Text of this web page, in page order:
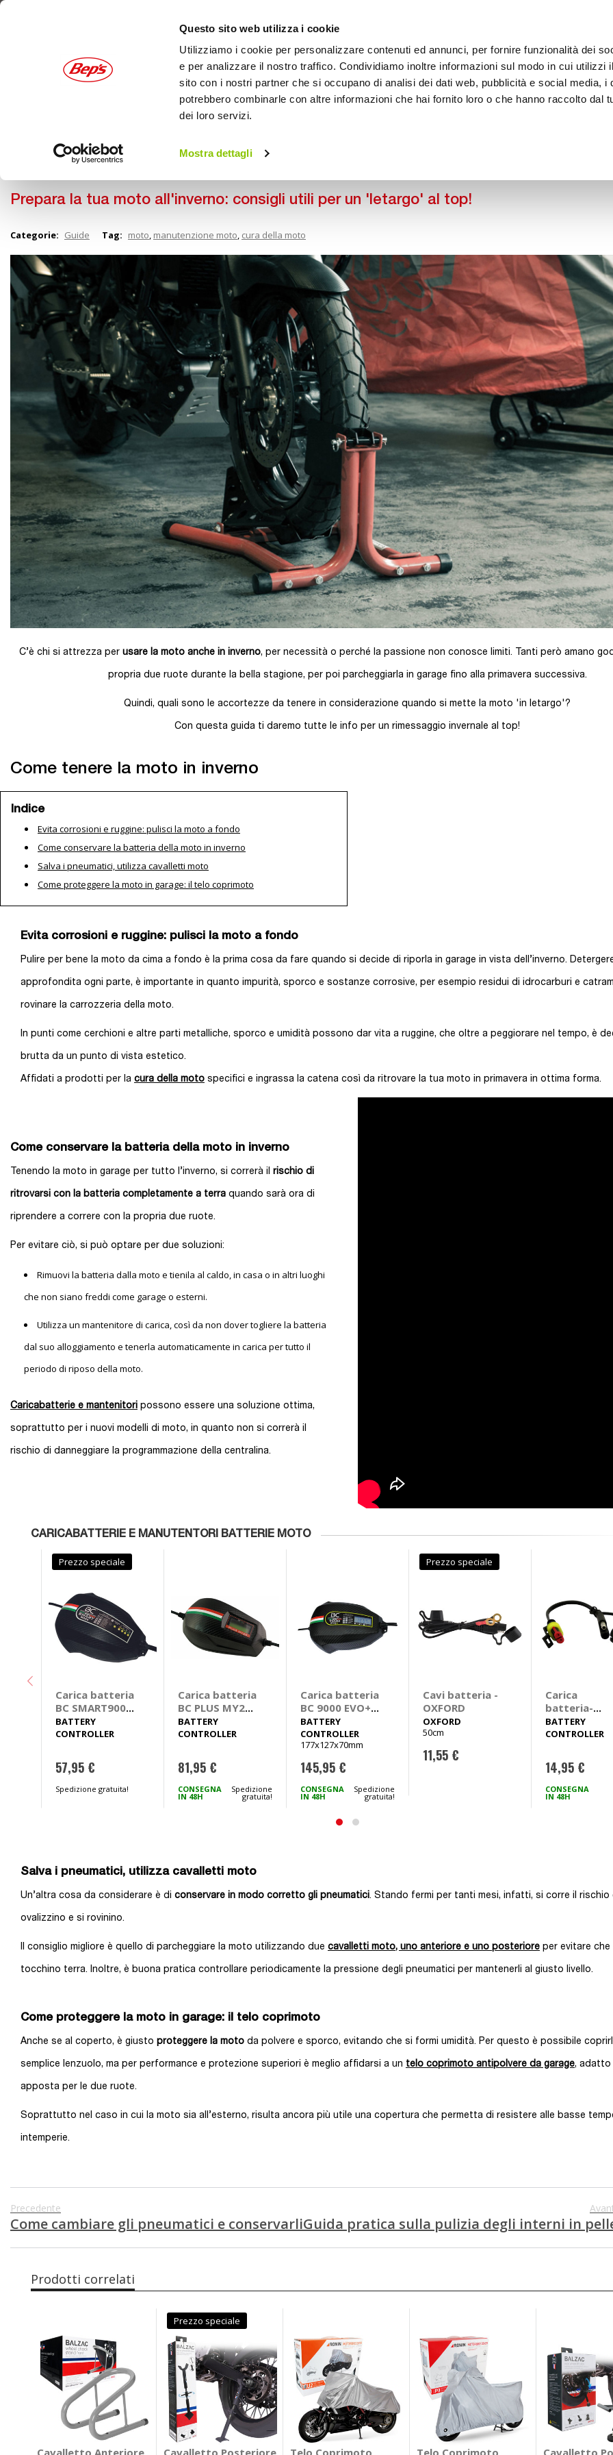
Questo sito web utilizza i cookie
Utilizziamo i cookie per personalizzare contenuti ed annunci, per fornire funzionalità dei
e per analizzare il nostro traffico. Condividiamo inoltre informazioni sul modo in cui utilizzi
sito con i nostri partner che si occupano di analisi dei dati web, pubblicità e social media, i
potrebbero combinarle con altre informazioni che hai fornito loro o che hanno raccolto dal
dei loro servizi.
Mostra dettagli
Prepara la tua moto all'inverno: consigli utili per un 'letargo' al top!
Categorie: Guide Tag: moto manutenzione moto cura della moto
C’è chi si attrezza perusare la moto anche in inverno, per necessità o perché la passione non conosce limiti. Tanti però amano
propria due ruote durante la bella stagione, per poi parcheggiarla in garage fino alla primavera successiva.
Quindi, quali sono le accortezze da tenere in considerazione quando si mette la moto 'in letargo'?
Con questa guida ti daremo tutte le info per un rimessaggio invernale al top!
Come tenere la moto in inverno
Indice
Evita corrosioni e ruggine: pulisci la moto a fondo
Come conservare la batteria della moto in inverno
Salva i pneumatici, utilizza cavalletti moto
Come proteggere la moto in garage: il telo coprimoto
Evita corrosioni e ruggine: pulisci la moto a fondo
Pulire per bene la moto da cima a fondo è la prima cosa da fare quando si decide di riporla in garage in vista dell’inverno.
approfondita ogni parte, è importante in quanto impurità, sporco e sostanze corrosive, per esempio residui di idrocarburi e
rovinare la carrozzeria della moto.
In punti come cerchioni e altre parti metalliche, sporco e umidità possono dar vita a ruggine, che oltre a peggiorare nel tempo, è
brutta da un punto di vista estetico.
Affidati a prodotti per la cura della moto specifici e ingrassa la catena così da ritrovare la tua moto in primavera in ottima forma.
Come conservare la batteria della moto in inverno
Tenendo la moto in garage per tutto l’inverno, si correrà il rischio di
ritrovarsi con la batteria completamente a terra quando sarà ora di
riprendere a correre con la propria due ruote.
Per evitare ciò, si può optare per due soluzioni:
Rimuovi la batteria dalla moto e tienila al caldo, in casa o in altri luoghi
che non siano freddi come garage o esterni.
Utilizza un mantenitore di carica, così da non dover togliere la batteria
dal suo alloggiamento e tenerla automaticamente in carica per tutto il
periodo di riposo della moto.
Caricabatterie e mantenitori possono essere una soluzione ottima,
soprattutto per i nuovi modelli di moto, in quanto non si correrà il
rischio di danneggiare la programmazione della centralina.
CARICABATTERIE E MANUTENTORI BATTERIE MOTO
Prezzo speciale
Carica batteria
BC SMART900+
- BATTERY
CONTROLLER
BATTERY
CONTROLLER
57,95 €
Spedizione gratuita!
Carica batteria
BC PLUS MY24 -
BATTERY
CONTROLLER
BATTERY
CONTROLLER
81,95 €
CONSEGNA
IN 48H
Spedizione
gratuita!
Carica batteria
BC 9000 EVO+ -
BATTERY
CONTROLLER
BATTERY
CONTROLLER
177x127x70mm
145,95 €
CONSEGNA
IN 48H
Spedizione
gratuita!
Prezzo speciale
Cavi batteria -
OXFORD
OXFORD
50cm
11,55 €
Carica
batteria-
Accessori 710-
BBCLSAE -
CONTROLLER
BATTERY
CONTROLLER
14,95 €
CONSEGNA
IN 48H
Salva i pneumatici, utilizza cavalletti moto
Un’altra cosa da considerare è di conservare in modo corretto gli pneumatici. Stando fermi per tanti mesi, infatti, si corre il rischio
ovalizzino e si rovinino.
Il consiglio migliore è quello di parcheggiare la moto utilizzando due cavalletti moto, uno anteriore e uno posteriore per evitare che
tocchino terra. Inoltre, è buona pratica controllare periodicamente la pressione degli pneumatici per mantenerli al giusto livello.
Come proteggere la moto in garage: il telo coprimoto
Anche se al coperto, è giusto proteggere la moto da polvere e sporco, evitando che si formi umidità. Per questo è possibile
semplice lenzuolo, ma per performance e protezione superiori è meglio affidarsi a un telo coprimoto antipolvere da garage, adatto
apposta per le due ruote.
Soprattutto nel caso in cui la moto sia all’esterno, risulta ancora più utile una copertura che permetta di resistere alle basse
intemperie.
Precedente
Come cambiare gli pneumatici e conservarliGuida pratica sulla pulizia degli interni in
Prodotti correlati
Prezzo speciale